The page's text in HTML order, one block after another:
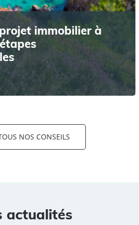
immobilier à
NOS CONSEILS
actualités